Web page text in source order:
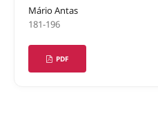
Mário Antas
181-196
PDF